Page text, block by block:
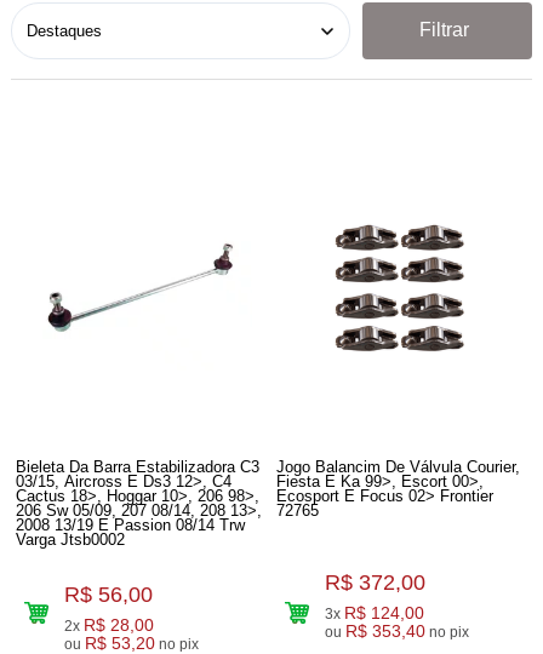
Filtrar
Bieleta Da Barra Estabilizadora C3
03/15, Aircross E Ds3 12>, C4
Cactus 18>, Hoggar 10>, 206 98>,
206 Sw 05/09, 207 08/14, 208 13>,
2008 13/19 E Passion 08/14 Trw
Varga Jtsb0002
R$ 56,00
2x R$ 28,00
ou R$ 53,20 no pix
Jogo Balancim De Válvula Courier,
Fiesta E Ka 99>, Escort 00>,
Ecosport E Focus 02> Frontier
72765
R$ 372,00
3x R$ 124,00
ou R$ 353,40 no pix